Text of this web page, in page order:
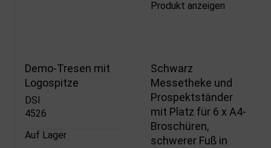
Produkt anzeigen
Demo-Tresen mit
Logospitze
DSI
4526
Auf Lager
Schwarz
Messetheke und
Prospektständer
mit Platz für 6 x A4-
Broschüren,
schwerer Fuß in